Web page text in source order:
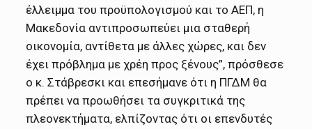
έλλειμμα του προϋπολογισμού και το ΑΕΠ, η
Μακεδονία αντιπροσωπεύει μια σταθερή
οικονομία, αντίθετα με άλλες χώρες, και δεν
έχει πρόβλημα με χρέη προς ξένους”, πρόσθεσε
ο κ. Στάβρεσκι και επεσήμανε ότι η ΠΓΔΜ θα
πρέπει να προωθήσει τα συγκριτικά της
πλεονεκτήματα, ελπίζοντας ότι οι επενδυτές